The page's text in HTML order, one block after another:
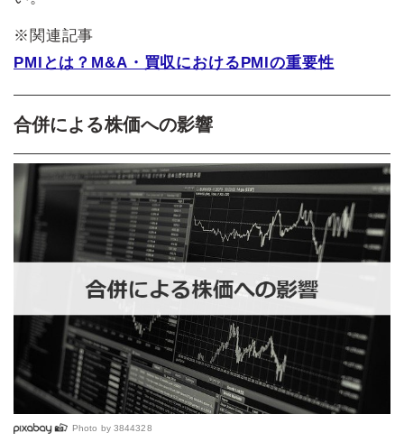
※関連記事
PMIとは？M&A・買収におけるPMIの重要性
合併による株価への影響
Photo by 3844328